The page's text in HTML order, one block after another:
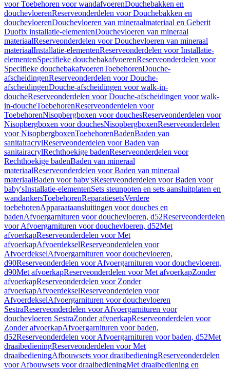
voor Toebehoren voor wandafvoerenDouchebakken en
douchevloerenReserveonderdelen voor Douchebakken en
douchevloerenDouchevloeren van mineraalmateriaal en Geberit
Duofix installatie-elementenDouchevloeren van mineraal
materiaalReserveonderdelen voor Douchevloeren van mineraal
materiaalInstallatie-elementenReserveonderdelen voor Installatie-
elementenSpecifieke douchebakafvoerenReserveonderdelen voor
Specifieke douchebakafvoerenToebehorenDouche-
afscheidingenReserveonderdelen voor Douche-
afscheidingenDouche-afscheidingen voor walk-in-
doucheReserveonderdelen voor Douche-afscheidingen voor walk-
in-doucheToebehorenReserveonderdelen voor
ToebehorenNisopbergboxen voor douchesReserveonderdelen voor
Nisopbergboxen voor douchesNisopbergboxenReserveonderdelen
voor NisopbergboxenToebehorenBadenBaden van
sanitairacrylReserveonderdelen voor Baden van
sanitairacrylRechthoekige badenReserveonderdelen voor
Rechthoekige badenBaden van mineraal
materiaalReserveonderdelen voor Baden van mineraal
materiaalBaden voor baby'sReserveonderdelen voor Baden voor
baby'sInstallatie-elementenSets steunpoten en sets aansluitplaten en
wandankersToebehorenReparatiesetsVerdere
toebehorenApparaataansluitingen voor douches en
badenAfvoergarnituren voor douchevloeren, d52Reserveonderdelen
voor Afvoergarnituren voor douchevloeren, d52Met
afvoerkapReserveonderdelen voor Met
afvoerkapAfvoerdekselReserveonderdelen voor
AfvoerdekselAfvoergarnituren voor douchevloeren,
d90Reserveonderdelen voor Afvoergarnituren voor douchevloeren,
d90Met afvoerkapReserveonderdelen voor Met afvoerkapZonder
afvoerkapReserveonderdelen voor Zonder
afvoerkapAfvoerdekselReserveonderdelen voor
AfvoerdekselAfvoergarnituren voor douchevloeren
SestraReserveonderdelen voor Afvoergarnituren voor
douchevloeren SestraZonder afvoerkapReserveonderdelen voor
Zonder afvoerkapAfvoergarnituren voor baden,
d52Reserveonderdelen voor Afvoergarnituren voor baden, d52Met
draaibedieningReserveonderdelen voor Met
draaibedieningAfbouwsets voor draaibedieningReserveonderdelen
voor Afbouwsets voor draaibedieningMet draaibediening en